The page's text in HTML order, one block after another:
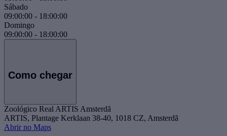
Sábado
09:00:00 - 18:00:00
Domingo
09:00:00 - 18:00:00
Como chegar
Zoológico Real ARTIS Amsterdã
ARTIS, Plantage Kerklaan 38-40, 1018 CZ, Amsterdã
Abrir no Maps